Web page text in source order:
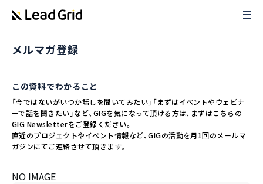
メルマガ登録
この資料でわかること
「今ではないがいつか話しを聞いてみたい」「まずはイベントやウェビナ
ーで話を聞きたい」など、GIGを気になって頂ける方は、まずはこちらの
GIG Newsletterをご登録ください。
直近のプロジェクトやイベント情報など、GIGの活動を月1回のメールマ
ガジンにてご連絡させて頂きます。
NO IMAGE